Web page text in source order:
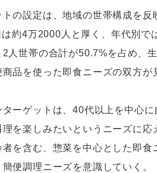
の設定は、地域の世帯構成を
約4万2000人と厚く、年代別で
2人世帯の合計が50.7%を占め、
品を使った即食ニーズの双方が
ターゲットは、40代以上を中心
を楽しみたいというニーズに
を含む、惣菜を中心とした即
便調理ニーズを意識していく。